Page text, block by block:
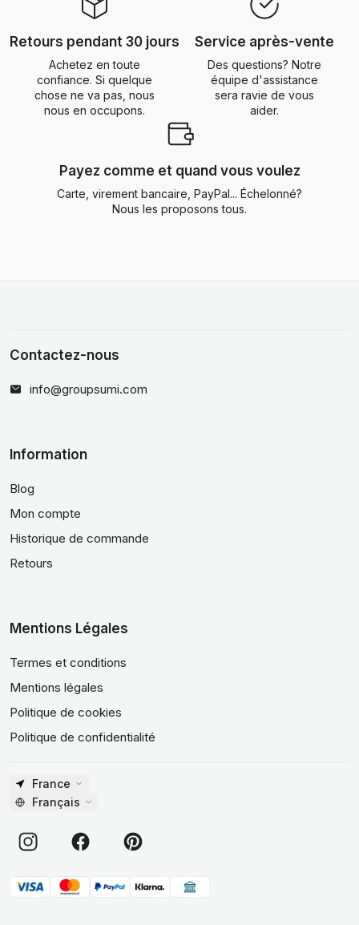
Retours pendant 30 jours
Achetez en toute
confiance. Si quelque
chose ne va pas, nous
nous en occupons.
Service après-vente
Des questions? Notre
équipe d'assistance
sera ravie de vous
aider.
Payez comme et quand vous voulez
Carte, virement bancaire, PayPal... Échelonné?
Nous les proposons tous.
Contactez-nous
info@groupsumi.com
Information
Blog
Mon compte
Historique de commande
Retours
Mentions Légales
Termes et conditions
Mentions légales
Politique de cookies
Politique de confidentialité
France
Français